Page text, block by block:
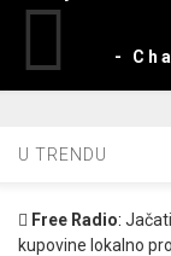
-
U TRENDU
Free Radio:
kupovine lokalno